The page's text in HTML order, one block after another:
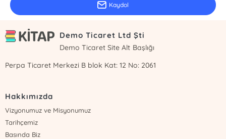
Kaydol
Demo Ticaret Ltd Şti
Demo Ticaret Site Alt Başlığı
Perpa Ticaret Merkezi B blok Kat: 12 No: 2061
Hakkımızda
Vizyonumuz ve Misyonumuz
Tarihçemiz
Basında Biz